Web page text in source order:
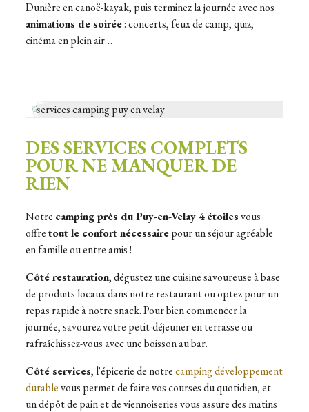
Dunière en canoë-kayak, puis terminez la journée avec nos
animations de soirée: concerts, feux de camp, quiz,
cinéma en plein air…
DES SERVICES COMPLETS
POUR NE MANQUER DE
RIEN
Notre camping près du Puy-en-Velay 4 étoilesvous
offretout le confort nécessairepour un séjour agréable
en famille ou entre amis !
Côté restauration, dégustez une cuisine savoureuse à base
de produits locaux dans notre restaurant ou optez pour un
repas rapide à notre snack. Pour bien commencer la
journée, savourez votre petit-déjeuner en terrasse ou
rafraîchissez-vous avec une boisson au bar.
Côté services, l'épicerie de notrecamping développement
durablevous permet de faire vos courses du quotidien, et
un dépôt de pain et de viennoiseries vous assure des matins